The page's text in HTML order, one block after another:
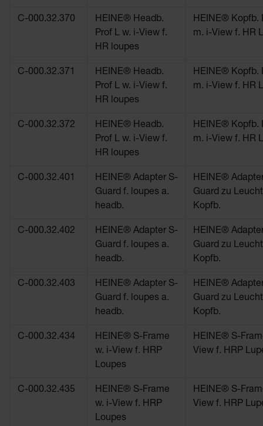
C-000.32.370
HEINE® Headb.
Prof L w. i-View f.
HR loupes
HEINE® Kopfb.
m. i-View f. HR
C-000.32.371
HEINE® Headb.
Prof L w. i-View f.
HR loupes
HEINE® Kopfb.
m. i-View f. HR
C-000.32.372
HEINE® Headb.
Prof L w. i-View f.
HR loupes
HEINE® Kopfb.
m. i-View f. HR
C-000.32.401
HEINE® Adapter S-
Guard f. loupes a.
headb.
HEINE®
Guard zu
Kopfb.
C-000.32.402
HEINE® Adapter S-
Guard f. loupes a.
headb.
HEINE®
Guard zu
Kopfb.
C-000.32.403
HEINE® Adapter S-
Guard f. loupes a.
headb.
HEINE®
Guard zu
Kopfb.
C-000.32.434
HEINE® S-Frame
w. i-View f. HRP
Loupes
HEINE® S-
View f. HRP
C-000.32.435
HEINE® S-Frame
w. i-View f. HRP
Loupes
HEINE® S-
View f. HRP